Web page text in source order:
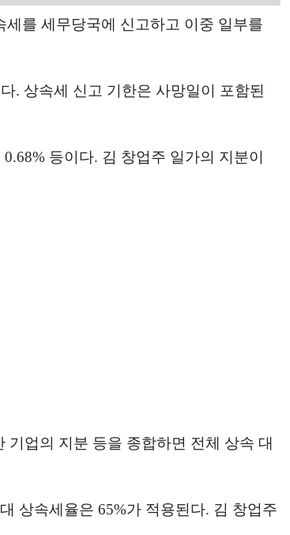
를 세무당국에 신고하고 이중 일부를
. 상속세 신고 기한은 사망일이 포함된
등이다. 김 창업주 일가의 지분이
업의 지분 등을 종합하면 전체 상속 대
상속세율은 65%가 적용된다. 김 창업주